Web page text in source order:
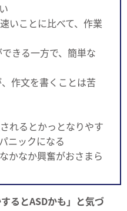
いことに比べて、作業
きる一方で、簡単な
作文を書くことは苦
れるとかっとなりやす
ニックになる
かなか興奮がおさまら
するとASDかも」と気づ